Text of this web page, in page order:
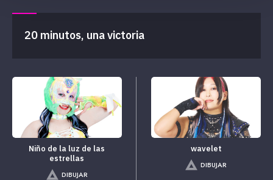
20 minutos, una victoria
Niño de la luz de las
estrellas
DIBUJAR
wavelet
DIBUJAR